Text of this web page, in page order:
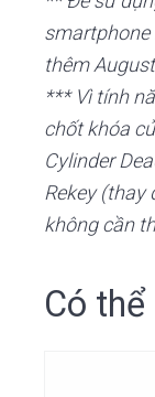
smartphone
thêm
*** Vì tính
chốt khóa
Cylinder
Rekey (thay
không cần
Có